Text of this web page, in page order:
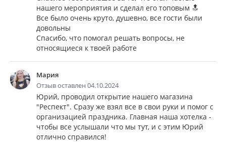
нашего мероприятия и сделал его топовым 🔝
Все было очень круто, душевно, все гости были
довольны
Спасибо, что помогал решать вопросы, не
относящиеся к твоей работе
Мария
Отзыв оставлен 04.10.2024
Юрий, проводил открытие нашего магазина
"Респект". Сразу же взял все в свои руки и помог с
организацией праздника. Главная наша хотелка -
чтобы все услышали что мы тут, и с этим Юрий
отлично справился!